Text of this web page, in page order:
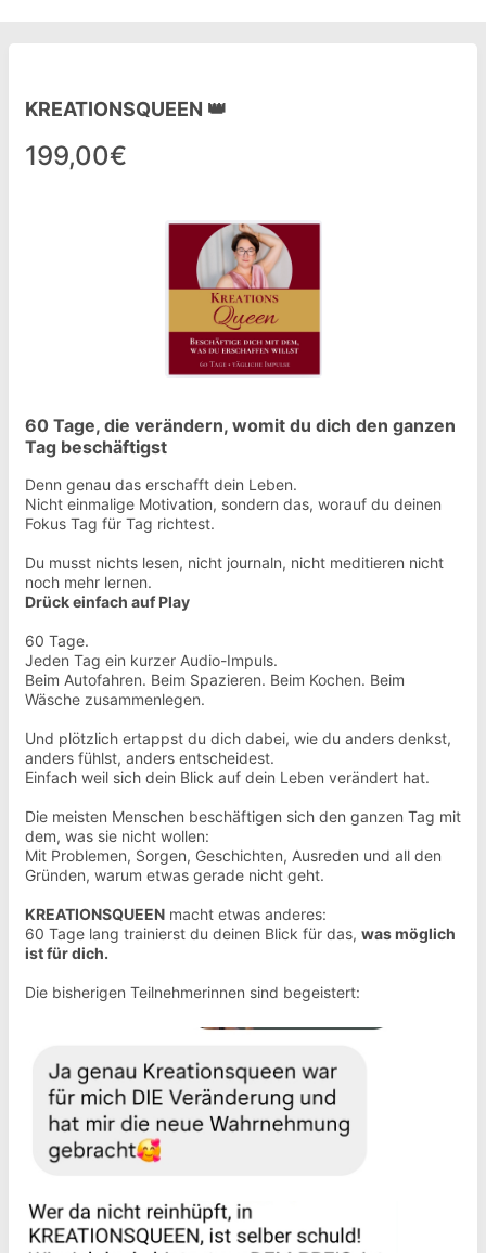
KREATIONSQUEEN 👑
199,00€
60 Tage, die verändern, womit du dich den ganzen
Tag beschäftigst
Denn genau das erschafft dein Leben.
Nicht einmalige Motivation, sondern das, worauf du deinen
Fokus Tag für Tag richtest.
Du musst nichts lesen, nicht journaln, nicht meditieren nicht
noch mehr lernen.
Drück einfach auf Play
60 Tage.
Jeden Tag ein kurzer Audio-Impuls.
Beim Autofahren. Beim Spazieren. Beim Kochen. Beim
Wäsche zusammenlegen.
Und plötzlich ertappst du dich dabei, wie du anders denkst,
anders fühlst, anders entscheidest.
Einfach weil sich dein Blick auf dein Leben verändert hat.
Die meisten Menschen beschäftigen sich den ganzen Tag mit
dem, was sie nicht wollen:
Mit Problemen, Sorgen, Geschichten, Ausreden und all den
Gründen, warum etwas gerade nicht geht.
KREATIONSQUEEN macht etwas anderes:
60 Tage lang trainierst du deinen Blick für das, was möglich
ist für dich.
Die bisherigen Teilnehmerinnen sind begeistert: